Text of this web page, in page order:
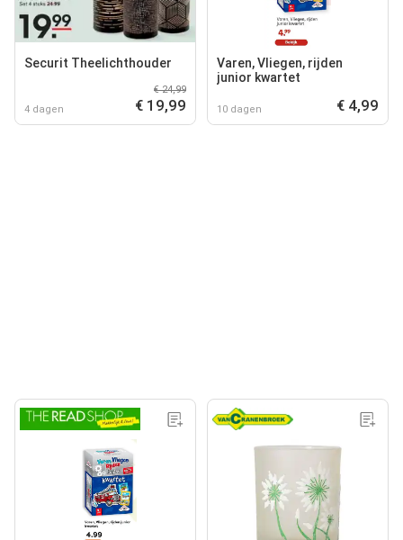
Securit Theelichthouder
4 dagen
€ 24,99
€ 19,99
Varen, Vliegen, rijden
junior kwartet
10 dagen € 4,99